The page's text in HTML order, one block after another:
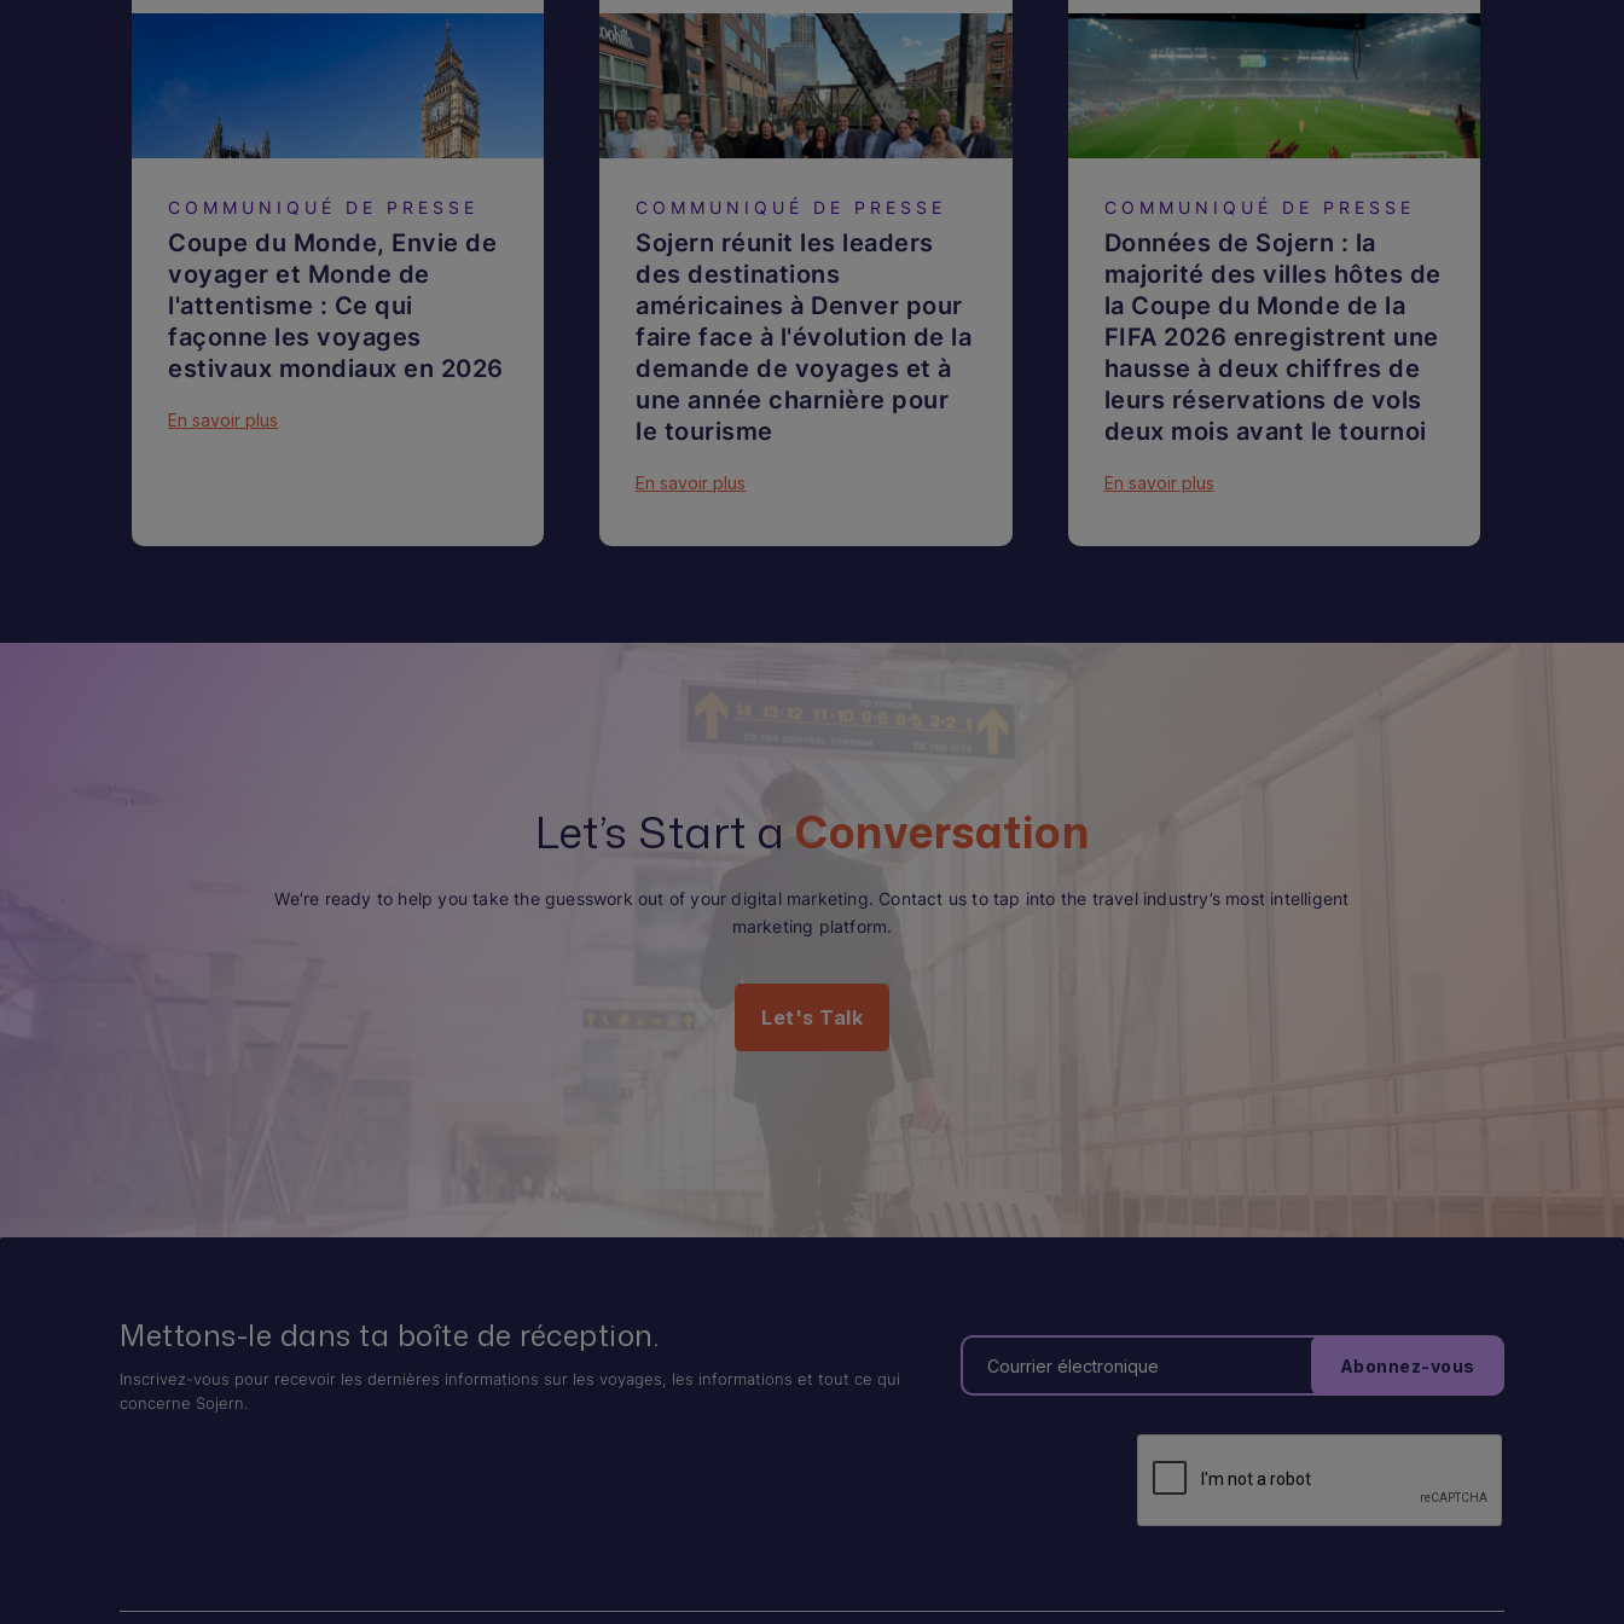
COMMUNIQUÉ DE PRESSE
Coupe du Monde, Envie de
voyager et Monde de
l'attentisme : Ce qui
façonne les voyages
estivaux mondiaux en 2026
En savoir plus
COMMUNIQUÉ DE PRESSE
Sojern réunit les leaders
des destinations
américaines à Denver pour
faire face à l'évolution de la
demande de voyages et à
une année charnière pour
le tourisme
En savoir plus
COMMUNIQUÉ DE PRESSE
Données de Sojern : la
majorité des villes hôtes de
la Coupe du Monde de la
FIFA 2026 enregistrent une
hausse à deux chiffres de
leurs réservations de vols
deux mois avant le tournoi
En savoir plus
Let’s Start a Conversation
We’re ready to help you take the guesswork out of your digital marketing. Contact us to tap into the travel industry’s most intelligent
marketing platform.
Let's Talk
Mettons-le dans ta boîte de réception.
Inscrivez-vous pour recevoir les dernières informations sur les voyages, les informations et tout ce qui
concerne Sojern.